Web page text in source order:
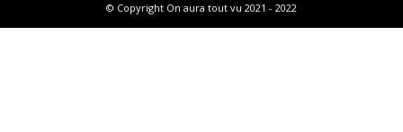
© Copyright On aura tout vu 2021 - 2022